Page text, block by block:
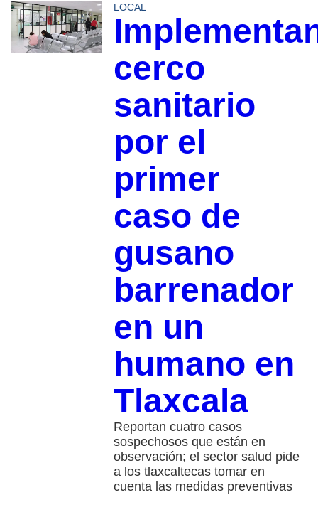
LOCAL
cerco
sanitario
por el
primer
caso de
gusano
barrenador
en un
humano en
Tlaxcala
Reportan cuatro casos
sospechosos que están en
observación; el sector salud pide
a los tlaxcaltecas tomar en
cuenta las medidas preventivas